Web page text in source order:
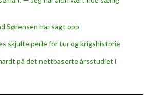
Sørensen har sagt opp
skjulte perle for tur og krigshistorie
på det nettbaserte årsstudiet i